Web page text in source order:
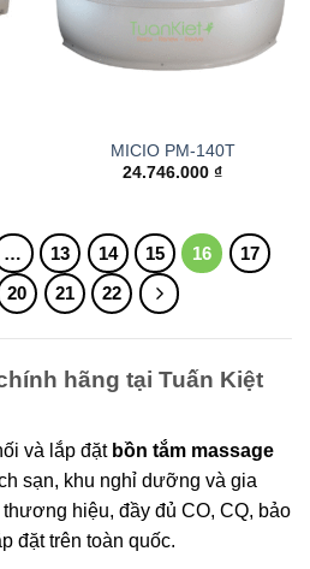
MICIO PM-140T
24.746.000 ₫
… 13 14 15 16
17
20 21 22
hãng tại Tuấn Kiệt
và lắp đặt bồn tắm massage
sạn, khu nghỉ dưỡng và gia
hiệu, đầy đủ CO, CQ, bảo
đặt trên toàn quốc.